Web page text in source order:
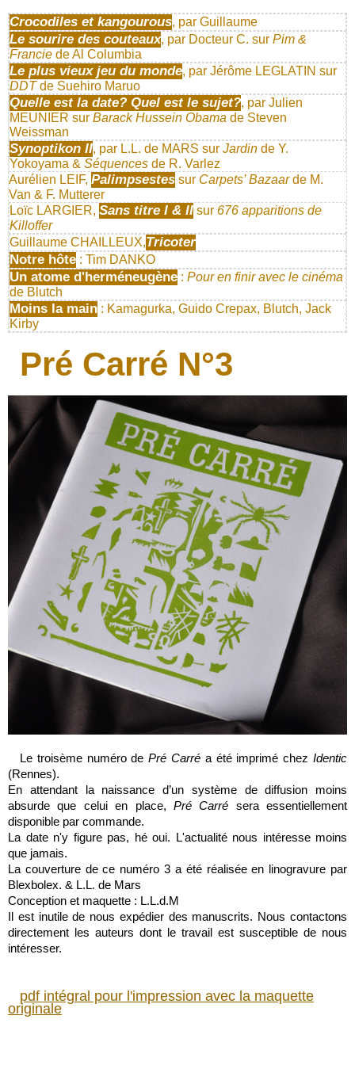
Crocodiles et kangourous, par Guillaume
Le sourire des couteaux, par Docteur C. sur Pim &
Francie de Al Columbia
Le plus vieux jeu du monde, par Jérôme LEGLATIN sur
DDTde Suehiro Maruo
Quelle est la date? Quel est le sujet?, par Julien
MEUNIER sur Barack Hussein Obama de Steven
Weissman
Synoptikon II, par L.L. de MARS sur Jardin de Y.
Yokoyama & Séquences de R. Varlez
Aurélien LEIF, Palimpsestes sur Carpets’ Bazaarde M.
Van & F. Mutterer
Loïc LARGIER, Sans titre I & II sur 676 apparitions de
Killoffer
Guillaume CHAILLEUX,Tricoter
Notre hôte : Tim DANKO
Un atome d'herméneugène : Pour en finir avec le cinéma
de Blutch
Moins la main : Kamagurka, Guido Crepax, Blutch, Jack
Kirby
Pré Carré N°3
Le troisème numéro dePré Carré a été imprimé chezIdentic
(Rennes).
En attendant la naissance d’un système de diffusion moins
absurde que celui en place, Pré Carré sera essentiellement
disponible par commande.
La date n'y figure pas, hé oui. L'actualité nous intéresse moins
que jamais.
La couverture de ce numéro 3 a été réalisée en linogravure par
Blexbolex. & L.L. de Mars
Conception et maquette : L.L.d.M
Il est inutile de nous expédier des manuscrits. Nous contactons
directement les auteurs dont le travail est susceptible de nous
intéresser.
pdf intégral pour l'impression avec la maquette
originale